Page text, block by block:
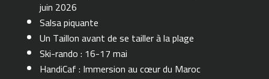
Isabelle Muxi
Léa Tarallo
René Laidet
juin 2026
Salsa piquante
Un Taillon avant de se tailler à la plage
Ski-rando : 16-17 mai
HandiCaf : Immersion au cœur du Maroc